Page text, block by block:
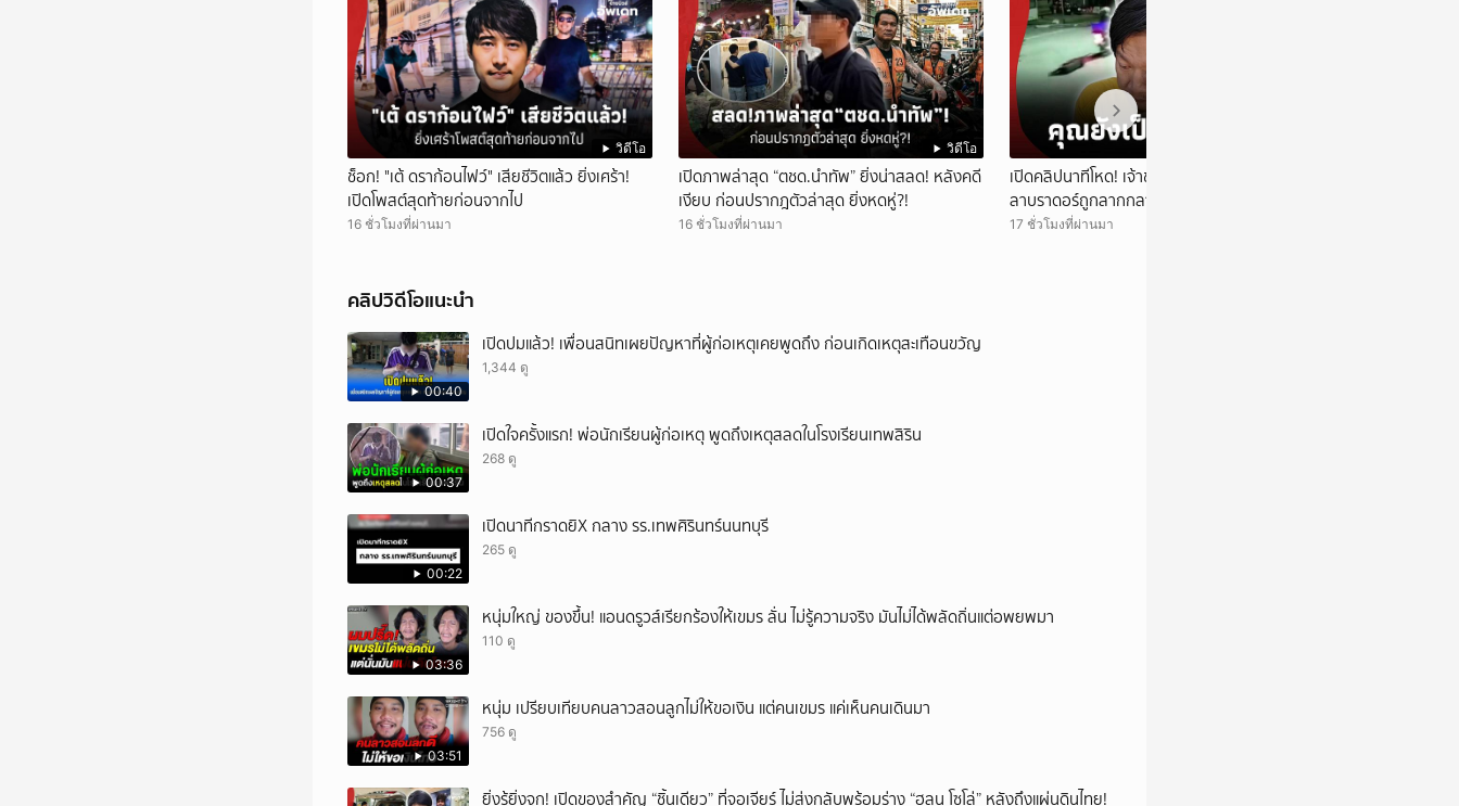
วิดีโอ
ช็อก! "เต้ ดราก้อนไฟว์" เสียชีวิตแล้ว ยิ่งเศร้า!
เปิดโพสต์สุดท้ายก่อนจากไป
16 ชั่วโมงที่ผ่านมา
วิดีโอ
เปิดภาพล่าสุด “ตชด.นำทัพ” ยิ่งน่าสลด! หลังคดี
เงียบ ก่อนปรากฎตัวล่าสุด ยิ่งหดหู่?!
16 ชั่วโมงที่ผ่านมา
เปิดคลิปนาทีโหด! เจ้าของสุนัขรับไม่ได้ หลังเห็น
ลาบราดอร์ถูกลากกลางถนน
17 ชั่วโมงที่ผ่านมา
คลิปวิดีโอแนะนำ
00:40
เปิดปมแล้ว! เพื่อนสนิทเผยปัญหาที่ผู้ก่อเหตุเคยพูดถึง ก่อนเกิดเหตุสะเทือนขวัญ
1,344 ดู
00:37
เปิดใจครั้งแรก! พ่อนักเรียนผู้ก่อเหตุ พูดถึงเหตุสลดในโรงเรียนเทพสิริน
268 ดู
00:22
เปิดนาทีกราดยิX กลาง รร.เทพศิรินทร์นนทบุรี
265 ดู
03:36
หนุ่มใหญ่ ของขึ้น! แอนดรูวส์เรียกร้องให้เขมร ลั่น ไม่รู้ความจริง มันไม่ได้พลัดถิ่นแต่อพยพมา
110 ดู
03:51
หนุ่ม เปรียบเทียบคนลาวสอนลูกไม่ให้ขอเงิน แต่คนเขมร แค่เห็นคนเดินมา
756 ดู
ยิ่งรู้ยิ่งจุก! เปิดของสำคัญ “ชิ้นเดียว” ที่จอเจียร์ ไม่ส่งกลับพร้อมร่าง “ฮลุน โซโล่” หลังถึงแผ่นดินไทย!